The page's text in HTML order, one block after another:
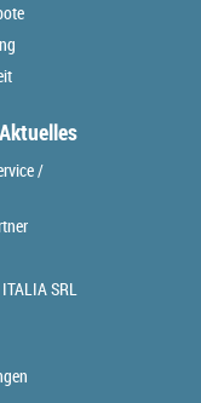
/
ITALIA SRL